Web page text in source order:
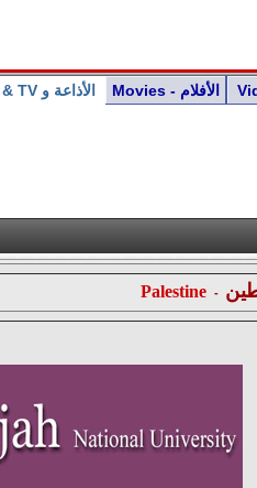
Radio & TV الأذاعة و Movies - الأفلام
Palestine -